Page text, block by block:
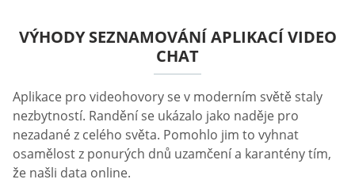
VÝHODY SEZNAMOVÁNÍ APLIKACÍ VIDEO
CHAT
Aplikace pro videohovory se v moderním světě staly
nezbytností. Randění se ukázalo jako naděje pro
nezadané z celého světa. Pomohlo jim to vyhnat
osamělost z ponurých dnů uzamčení a karantény tím,
že našli data online.